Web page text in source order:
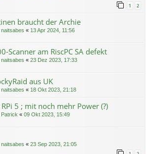
1 2
braucht der Archie
naitsabes « 13 Apr 2024, 11:56
Scanner am RiscPC SA defekt
naitsabes « 23 Dez 2023, 17:33
aus UK
naitsabes « 18 Okt 2023, 21:18
5 ; mit noch mehr Power (?)
Patrick « 09 Okt 2023, 15:49
naitsabes « 23 Sep 2023, 21:05